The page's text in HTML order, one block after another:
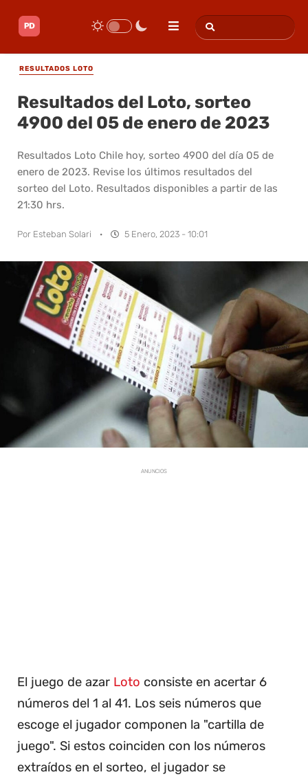
RESULTADOS LOTO
Resultados del Loto, sorteo
4900 del 05 de enero de 2023
Resultados Loto Chile hoy, sorteo 4900 del día 05 de
enero de 2023. Revise los últimos resultados del
sorteo del Loto. Resultados disponibles a partir de las
21:30 hrs.
Por Esteban Solari · 5 Enero, 2023 - 10:01
ANUNCIOS
El juego de azar Loto consiste en acertar 6
números del 1 al 41. Los seis números que
escoge el jugador componen la "cartilla de
juego". Si estos coinciden con los números
extraídos en el sorteo, el jugador se